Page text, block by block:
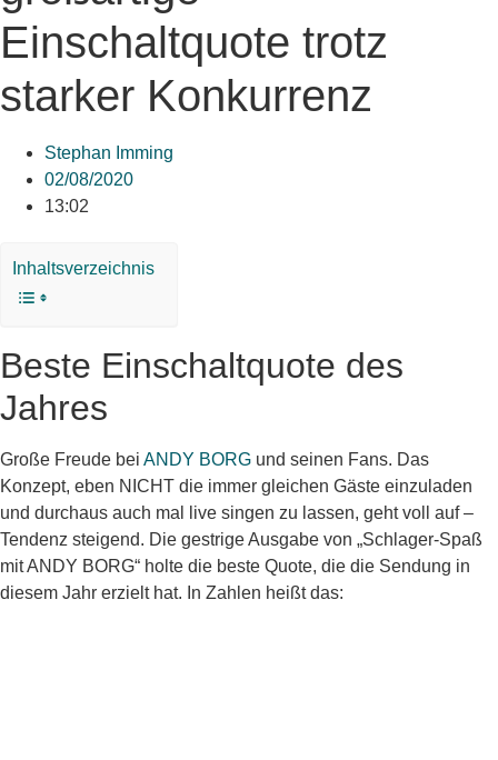
Einschaltquote trotz
starker Konkurrenz
Stephan Imming
02/08/2020
13:02
Inhaltsverzeichnis
Beste Einschaltquote des
Jahres
Große Freude bei ANDY BORG und seinen Fans. Das
Konzept, eben NICHT die immer gleichen Gäste einzuladen
und durchaus auch mal live singen zu lassen, geht voll auf –
Tendenz steigend. Die gestrige Ausgabe von „Schlager-Spaß
mit ANDY BORG“ holte die beste Quote, die die Sendung in
diesem Jahr erzielt hat. In Zahlen heißt das: